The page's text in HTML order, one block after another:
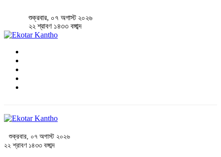
শুক্রবার, ০৭ অগাস্ট ২০২৬
২২ শ্রাবণ ১৪৩৩ বঙ্গাব্দ
শুক্রবার, ০৭ অগাস্ট ২০২৬
২২ শ্রাবণ ১৪৩৩ বঙ্গাব্দ